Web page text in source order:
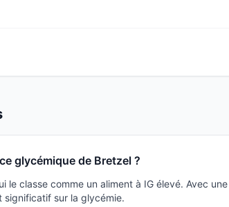
glycémique de Bretzel ?
classe comme un aliment à IG élevé. Avec
sur la glycémie.